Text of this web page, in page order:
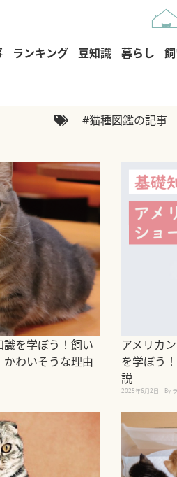
ランキング 豆知識 暮らし
#猫種図鑑の記事
を学ぼう！飼い
わいそうな理由
アメリカ
を学ぼう
説
2025年6月2日 By